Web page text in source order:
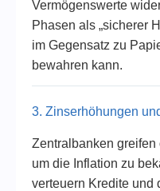
Vermögenswerte
Phasen als „sicherer
im Gegensatz zu
bewahren kann.
3. Zinserhöhungen
Zentralbanken
um die Inflation zu
verteuern Kredite und